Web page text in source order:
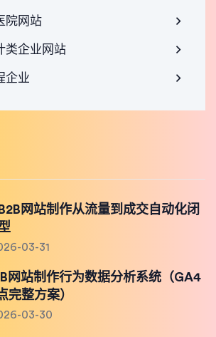
院网站
类企业网站
企业
网站制作从流量到成交自动化闭
03-31
网站制作行为数据分析系统（GA4
完整方案）
03-30